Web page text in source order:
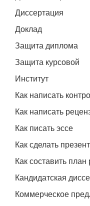
Диссертация
Доклад
Защита диплома
Защита курсовой
Институт
Как написать
Как написать
Как писать эссе
Как сделать
Как составить
Кандидатская
Коммерческое